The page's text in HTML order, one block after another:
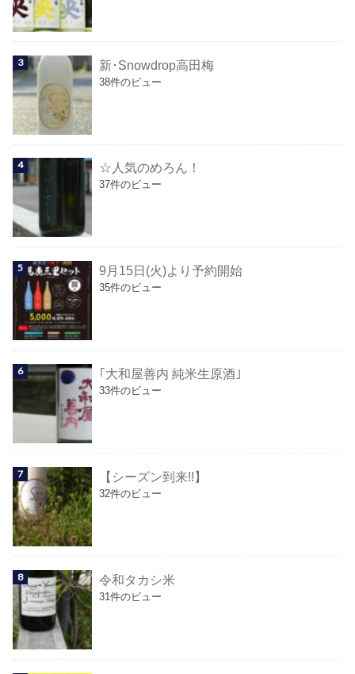
新･Snowdrop高田梅
38件のビュー
☆人気のめろん！
37件のビュー
9月15日(火)より予約開始
35件のビュー
｢大和屋善内 純米生原酒｣
33件のビュー
【シーズン到来!!】
32件のビュー
令和タカシ米
31件のビュー